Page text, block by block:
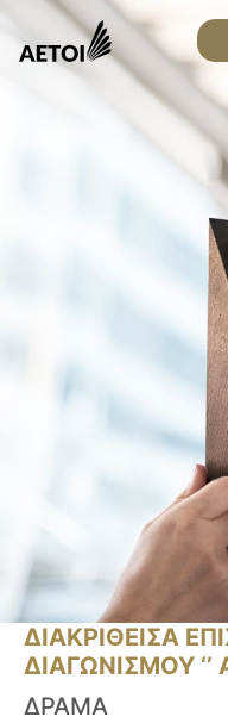
ΔΙΑΚΡΙΘΕΙΣΑ
ΔΙΑΓΩΝΙΣΜΟΥ ‘’
ΔΡΑΜΑ